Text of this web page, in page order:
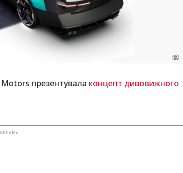
презентувала концепт дивовижного